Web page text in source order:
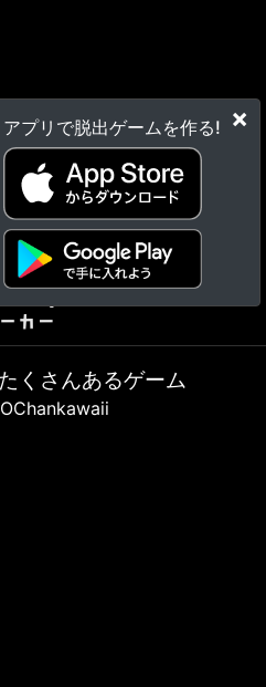
×
アプリで脱出ゲームを作る!
くさんあるゲーム